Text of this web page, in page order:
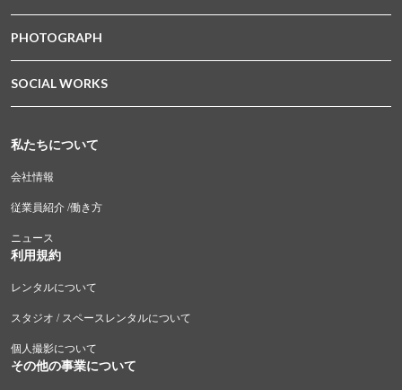
PHOTOGRAPH
SOCIAL WORKS
私たちについて
会社情報
従業員紹介 /働き方
ニュース
利用規約
レンタルについて
スタジオ / スペースレンタルについて
個人撮影について
その他の事業について